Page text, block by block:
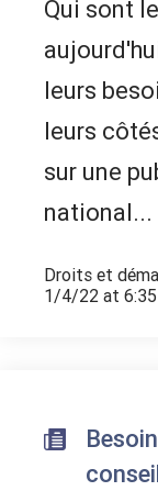
Qui sont
leurs
leurs
sur une
national...
Droits et
1/4/22 at